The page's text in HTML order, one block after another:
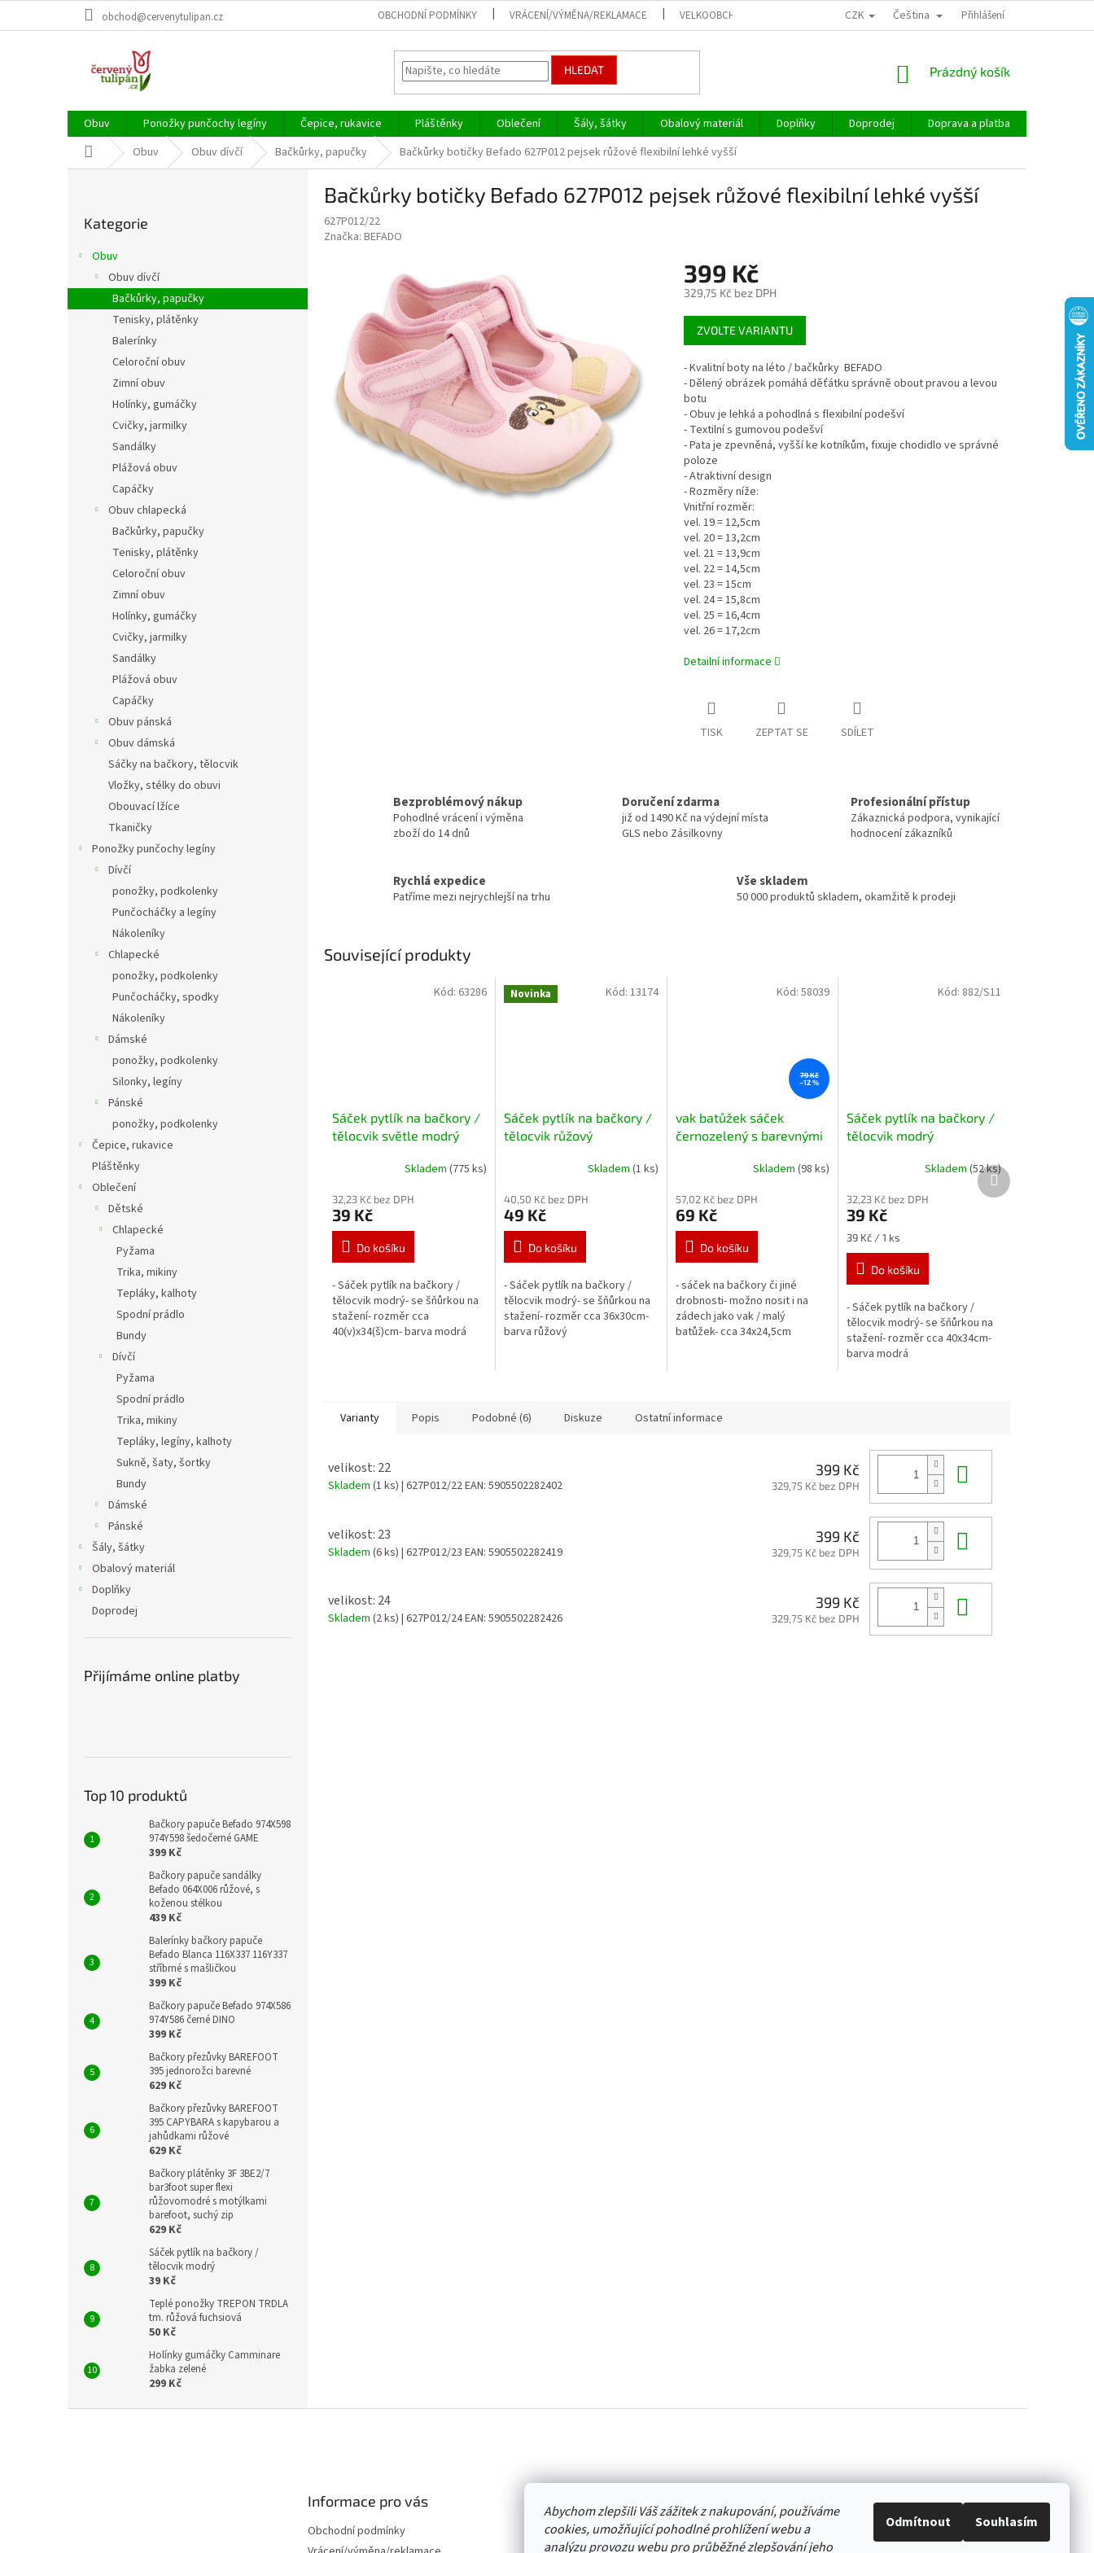
Abychom zlepšili Váš zážitek z nakupování, používáme
cookies, umožňující pohodlné prohlížení webu a
analýzu provozu webu pro průběžné zlepšování jeho
Odmítnout Souhlasím
obchod@cervenytulipan.cz OBCHODNÍ PODMÍNKY VRÁCENÍ/VÝMĚNA/REKLAMACE VELKOOBCHOD CZK Čeština Přihlášení
HLEDAT
NÁKUPNÍ
Prázdný košík
Obuv Ponožky punčochy legíny Čepice, rukavice Pláštěnky Oblečení Šály, šátky Obalový materiál Doplňky Doprodej Doprava a platba
Domů Obuv Obuv dívčí Bačkůrky, papučky Bačkůrky botičky Befado 627P012 pejsek růžové flexibilní lehké vyšší
n
kategorie
Kategorie
Obuv
Obuv dívčí
Bačkůrky, papučky
Tenisky, plátěnky
Balerínky
Celoroční obuv
Zimní obuv
Holínky, gumáčky
Cvičky, jarmilky
Sandálky
Plážová obuv
Capáčky
Obuv chlapecká
Bačkůrky, papučky
Tenisky, plátěnky
Celoroční obuv
Zimní obuv
Holínky, gumáčky
Cvičky, jarmilky
Sandálky
Plážová obuv
Capáčky
Obuv pánská
Obuv dámská
Sáčky na bačkory, tělocvik
Vložky, stélky do obuvi
Obouvací lžíce
Tkaničky
Ponožky punčochy legíny
Dívčí
ponožky, podkolenky
Punčocháčky a legíny
Nákoleníky
Chlapecké
ponožky, podkolenky
Punčocháčky, spodky
Nákoleníky
Dámské
ponožky, podkolenky
Silonky, legíny
Pánské
ponožky, podkolenky
Čepice, rukavice
Pláštěnky
Oblečení
Dětské
Chlapecké
Pyžama
Trika, mikiny
Tepláky, kalhoty
Spodní prádlo
Bundy
Dívčí
Pyžama
Spodní prádlo
Trika, mikiny
Tepláky, legíny, kalhoty
Sukně, šaty, šortky
Bundy
Dámské
Pánské
Šály, šátky
Obalový materiál
Doplňky
Doprodej
Přijímáme online platby
Top 10 produktů
Bačkory papuče Befado 974X598
974Y598 šedočerné GAME
399 Kč
Bačkory papuče sandálky
Befado 064X006 růžové, s
koženou stélkou
439 Kč
Balerínky bačkory papuče
Befado Blanca 116X337 116Y337
stříbrné s mašličkou
399 Kč
Bačkory papuče Befado 974X586
974Y586 černé DINO
399 Kč
Bačkory přezůvky BAREFOOT
395 jednorožci barevné
629 Kč
Bačkory přezůvky BAREFOOT
395 CAPYBARA s kapybarou a
jahůdkami růžové
629 Kč
Bačkory plátěnky 3F 3BE2/7
bar3foot super flexi
růžovomodré s motýlkami
barefoot, suchý zip
629 Kč
Sáček pytlík na bačkory /
tělocvik modrý
39 Kč
Teplé ponožky TREPON TRDLA
tm. růžová fuchsiová
50 Kč
Holínky gumáčky Camminare
žabka zelené
299 Kč
Bačkůrky botičky Befado 627P012 pejsek růžové flexibilní lehké vyšší
627P012/22
Značka: BEFADO
399 Kč
329,75 Kč bez DPH
Měrná
cena:
ZVOLTE VARIANTU
- Kvalitní boty na léto / bačkůrky BEFADO
- Dělený obrázek pomáhá děťátku správně obout pravou a levou
botu
- Obuv je lehká a pohodlná s flexibilní podešví
- Textilní s gumovou podešví
- Pata je zpevněná, vyšší ke kotníkům, fixuje chodidlo ve správné
poloze
- Atraktivní design
- Rozměry níže:
Vnitřní rozměr:
vel. 19 = 12,5cm
vel. 20 = 13,2cm
vel. 21 = 13,9cm
vel. 22 = 14,5cm
vel. 23 = 15cm
vel. 24 = 15,8cm
vel. 25 = 16,4cm
vel. 26 = 17,2cm
Detailní informace
TISK ZEPTAT SE SDÍLET
Bezproblémový nákup
Pohodlné vrácení i výměna
zboží do 14 dnů
Doručení zdarma
již od 1490 Kč na výdejní místa
GLS nebo Zásilkovny
Profesionální přístup
Zákaznická podpora, vynikající
hodnocení zákazníků
Rychlá expedice
Patříme mezi nejrychlejší na trhu
Vše skladem
50 000 produktů skladem, okamžitě k prodeji
Související produkty
Sáček pytlík na bačkory /
tělocvik světle modrý
Skladem (775 ks)
32,23 Kč bez DPH
39 Kč
Do košíku
- Sáček pytlík na bačkory /
tělocvik modrý- se šňůrkou na
stažení- rozměr cca
40(v)x34(š)cm- barva modrá
Kód: 63286 Novinka
Sáček pytlík na bačkory /
tělocvik růžový
Skladem (1 ks)
40,50 Kč bez DPH
49 Kč
Do košíku
- Sáček pytlík na bačkory /
tělocvik modrý- se šňůrkou na
stažení- rozměr cca 36x30cm-
barva růžový
Kód: 13174
79 Kč
–12 %
vak batůžek sáček
černozelený s barevnými
Skladem(98 ks)
57,02 Kč bez DPH
69 Kč
Do košíku
- sáček na bačkory či jiné
drobnosti- možno nosit i na
zádech jako vak / malý
batůžek- cca 34x24,5cm
Kód:58039
Sáček pytlík na bačkory /
tělocvik modrý
Skladem (52 ks)
32,23 Kč bez DPH
39 Kč
Měrná
cena:
39 Kč / 1 ks
Do košíku
- Sáček pytlík na bačkory /
tělocvik modrý- se šňůrkou na
stažení- rozměr cca 40x34cm-
barva modrá
Kód: 882/S11
Další
produkt
Varianty Popis Podobné (6) Diskuze Ostatní informace
velikost: 22
Skladem (1 ks) | 627P012/22EAN: 5905502282402
399 Kč
329,75 Kč bez DPH
velikost: 23
Skladem (6 ks) | 627P012/23 EAN: 5905502282419
399 Kč
329,75 Kč bez DPH
velikost: 24
Skladem (2 ks) | 627P012/24EAN: 5905502282426
399 Kč
329,75 Kč bez DPH
Informace pro vás
Obchodní podmínky